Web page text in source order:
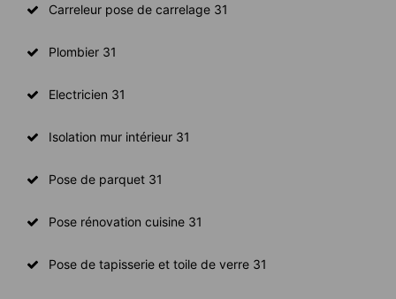
Carreleur pose de carrelage 31
Plombier 31
Electricien 31
Isolation mur intérieur 31
Pose de parquet 31
Pose rénovation cuisine 31
Pose de tapisserie et toile de verre 31